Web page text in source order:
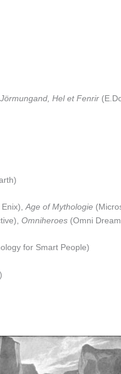
Hel et Fenrir
Age of Mythologie
Omniheroes (Omni
for Smart People)